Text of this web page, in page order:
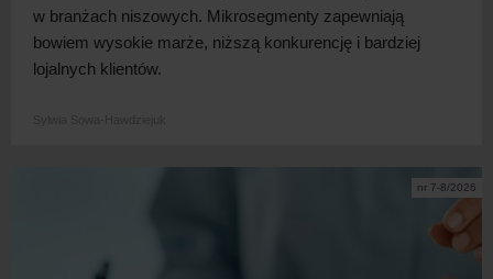
w branżach niszowych. Mikrosegmenty zapewniają
bowiem wysokie marże, niższą konkurencję i bardziej
lojalnych klientów.
nr 7-8/2026